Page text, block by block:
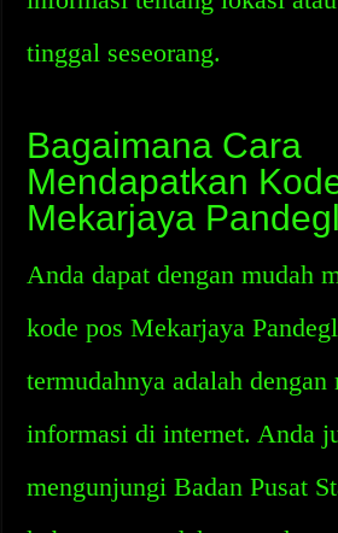
tinggal seseorang.
Bagaimana Cara
Mendapatkan
Mekarjaya
Anda dapat dengan mudah
kode pos Mekarjaya
termudahnya adalah dengan
informasi di internet. Anda
mengunjungi Badan Pusat